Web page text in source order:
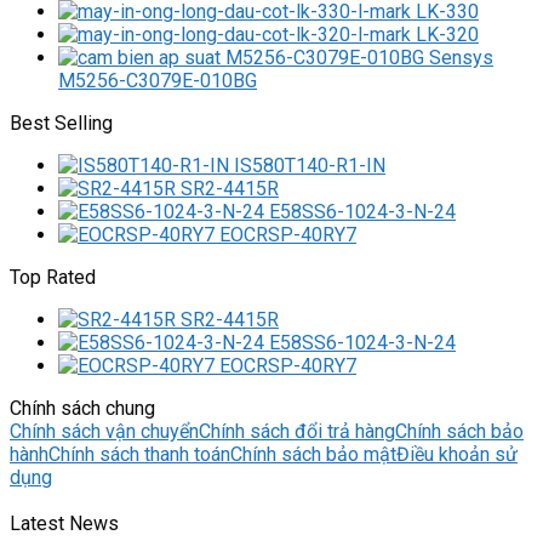
LK-330
LK-320
M5256-C3079E-010BG
Best Selling
IS580T140-R1-IN
SR2-4415R
E58SS6-1024-3-N-24
EOCRSP-40RY7
Top Rated
SR2-4415R
E58SS6-1024-3-N-24
EOCRSP-40RY7
Chính sách chung
Chính sách vận chuyểnChính sách đổi trả hàngChính sách bảo
hànhChính sách thanh toánChính sách bảo mậtĐiều khoản sử
dụng
Latest News